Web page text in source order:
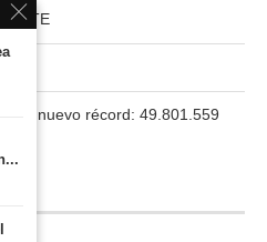
un nuevo récord: 49.801.559